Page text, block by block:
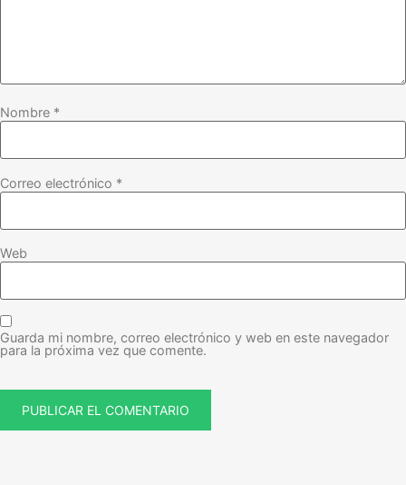
Nombre *
Correo electrónico *
Web
Guarda mi nombre, correo electrónico y web en este navegador
para la próxima vez que comente.